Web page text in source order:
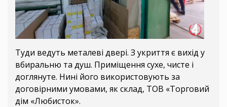
Туди ведуть металеві двері. З укриття є вихід у
вбиральню та душ. Приміщення сухе, чисте і
доглянуте. Нині його використовують за
договірними умовами, як склад, ТОВ «Торговий
дім «Любисток».